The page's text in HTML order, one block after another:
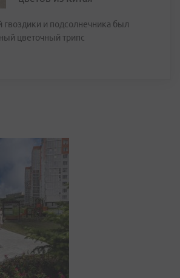
гвоздики и подсолнечника был
цветочный трипс